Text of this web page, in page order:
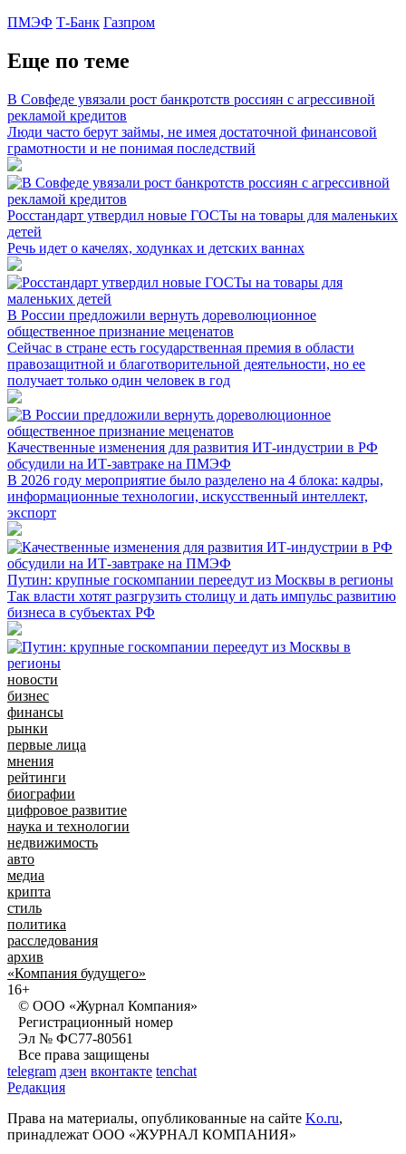
ПМЭФ Т-Банк Газпром
Еще по теме
В Совфеде увязали рост банкротств россиян с агрессивной
рекламой кредитов
Люди часто берут займы, не имея достаточной финансовой
грамотности и не понимая последствий
Росстандарт утвердил новые ГОСТы на товары для маленьких
детей
Речь идет о качелях, ходунках и детских ваннах
В России предложили вернуть дореволюционное
общественное признание меценатов
Сейчас в стране есть государственная премия в области
правозащитной и благотворительной деятельности, но ее
получает только один человек в год
Качественные изменения для развития ИТ-индустрии в РФ
обсудили на ИТ-завтраке на ПМЭФ
В 2026 году мероприятие было разделено на 4 блока: кадры,
информационные технологии, искусственный интеллект,
экспорт
Путин: крупные госкомпании переедут из Москвы в регионы
Так власти хотят разгрузить столицу и дать импульс развитию
бизнеса в субъектах РФ
новости
бизнес
финансы
рынки
первые лица
мнения
рейтинги
биографии
цифровое развитие
наука и технологии
недвижимость
авто
медиа
крипта
стиль
политика
расследования
архив
«Компания будущего»
16+
© ООО «Журнал Компания»
Регистрационный номер
Эл № ФС77-80561
Все права защищены
telegram дзен вконтакте tenchat
Редакция
Права на материалы, опубликованные на сайте Ko.ru,
принадлежат ООО «ЖУРНАЛ КОМПАНИЯ»